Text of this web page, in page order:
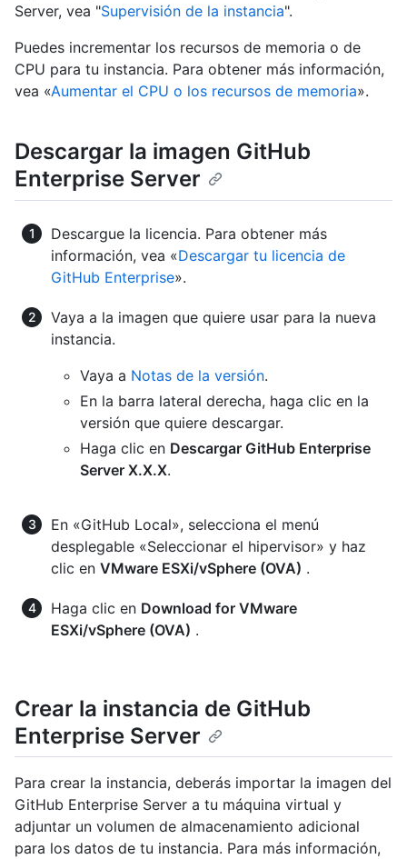
Server, vea "Supervisión de la instancia".
Puedes incrementar los recursos de memoria o de
CPU para tu instancia. Para obtener más información,
vea «Aumentar el CPU o los recursos de memoria».
Descargar la imagen GitHub
Enterprise Server
Descargue la licencia. Para obtener más
información, vea «Descargar tu licencia de
GitHub Enterprise».
Vaya a la imagen que quiere usar para la nueva
instancia.
Vaya a Notas de la versión.
En la barra lateral derecha, haga clic en la
versión que quiere descargar.
Haga clic en Descargar GitHub Enterprise
Server X.X.X.
En «GitHub Local», selecciona el menú
desplegable «Seleccionar el hipervisor» y haz
clic en VMware ESXi/vSphere (OVA) .
Haga clic en Download for VMware
ESXi/vSphere (OVA) .
Crear la instancia de GitHub
Enterprise Server
Para crear la instancia, deberás importar la imagen del
GitHub Enterprise Server a tu máquina virtual y
adjuntar un volumen de almacenamiento adicional
para los datos de tu instancia. Para más información,